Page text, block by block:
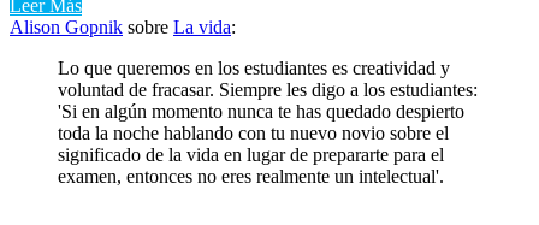
Leer Más
Alison Gopnik sobre La vida:
Lo que queremos en los estudiantes es creatividad y
voluntad de fracasar. Siempre les digo a los estudiantes:
'Si en algún momento nunca te has quedado despierto
toda la noche hablando con tu nuevo novio sobre el
significado de la vida en lugar de prepararte para el
examen, entonces no eres realmente un intelectual'.